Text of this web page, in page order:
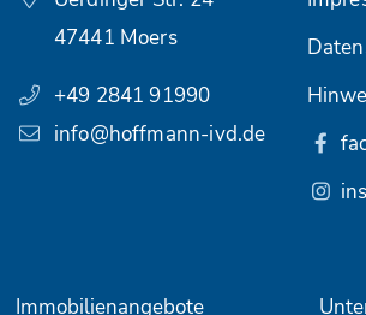
47441 Moers
+49 2841 91990
info@hoffmann-ivd.de
Immobilienangebote